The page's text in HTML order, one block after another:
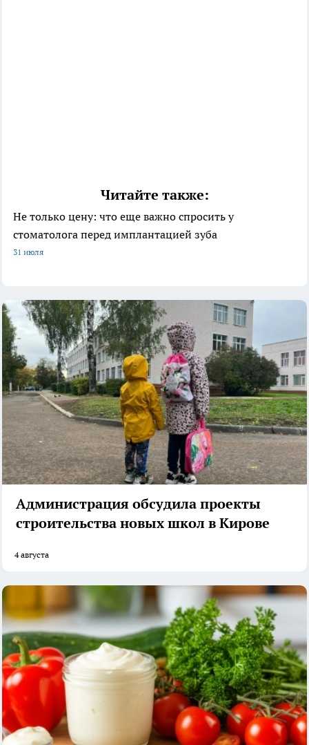
Читайте также:
Не только цену: что еще важно спросить у
стоматолога перед имплантацией зуба
31 июля
Администрация обсудила проекты
строительства новых школ в Кирове
4 августа